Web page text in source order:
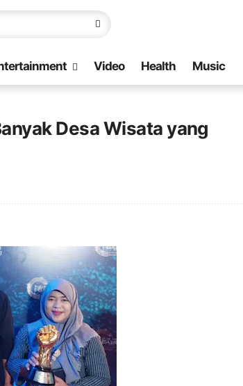
Video Health Music
Desa Wisata yang